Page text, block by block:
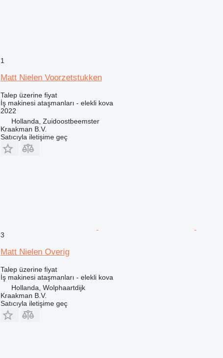
1
Matt Nielen Voorzetstukken
Talep üzerine fiyat
İş makinesi ataşmanları - elekli kova
2022
Hollanda, Zuidoostbeemster
Kraakman B.V.
Satıcıyla iletişime geç
3
Matt Nielen Overig
Talep üzerine fiyat
İş makinesi ataşmanları - elekli kova
Hollanda, Wolphaartdijk
Kraakman B.V.
Satıcıyla iletişime geç